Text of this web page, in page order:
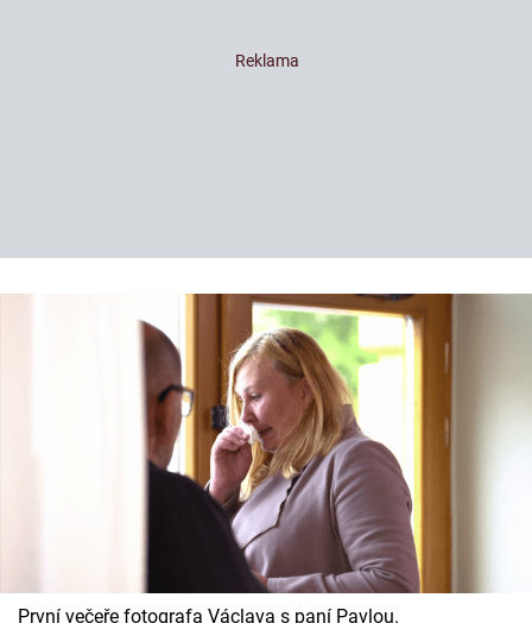
První večeře fotografa Václava s paní Pavlou.